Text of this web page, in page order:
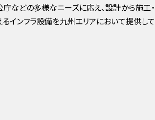
庁などの多様なニーズに応え、設計から施
インフラ設備を九州エリアにおいて提供し